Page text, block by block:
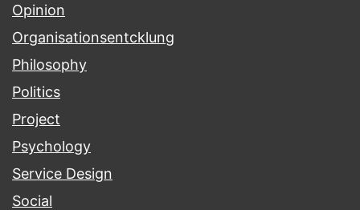
Opinion
Organisationsentcklung
Philosophy
Politics
Project
Psychology
Service Design
Social